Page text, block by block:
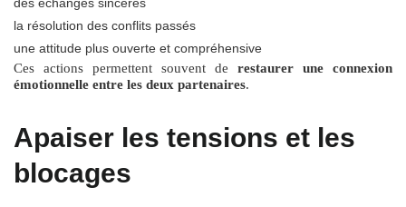
la résolution des conflits passés
une attitude plus ouverte et compréhensive
Ces actions permettent souvent de restaurer une connexion
émotionnelle entre les deux partenaires.
Apaiser les tensions et les
blocages